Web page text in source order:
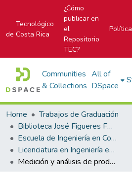
Tecnológico
de Costa Rica
¿Cómo
publicar en
el
Repositorio
TEC?
Communities
& Collections
All of
DSpace
Home
Trabajos de Graduación
Biblioteca José Figueres Ferrer
Escuela de Ingeniería en Construcción
Licenciatura en Ingeniería en Construcción
Medición y análisis de productividad de tres actividades en la construcción de un centro de distribución de 54000m2